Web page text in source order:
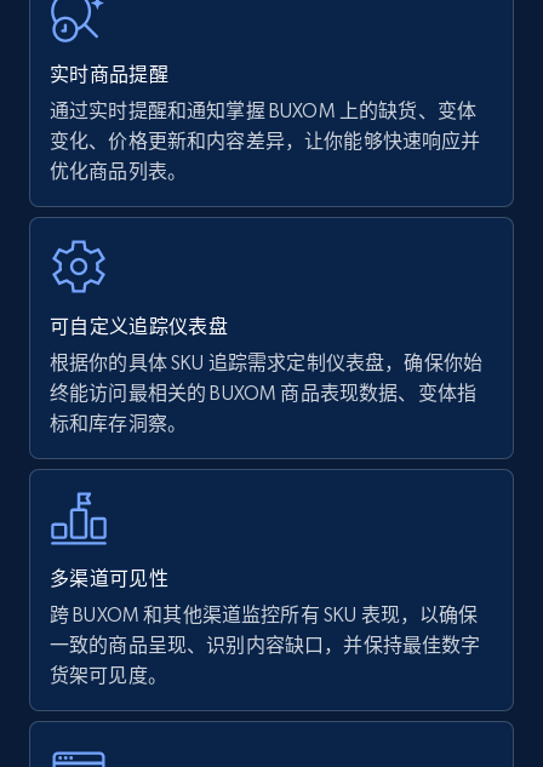
URL, Product name, Product rating, Product
rating object, Product rating max, Rating,
Author name, Asin, and more.
7.4K+ 872+ 立即开始
Walmart - products
Specifications, Image urls, Top reviews, and
more.
5.6K+
Walmart - products - Find new products by
using specific category URL
URL, Final price, Sku, Currency, Gtin,
Specifications, Image urls, Top reviews, and
more.
实时商品提醒
通过实时提醒和通知掌握 BUXOM 上的缺货、变体
变化、价格更新和内容差异，让你能够快速响应并
优化商品列表。
可自定义追踪仪表盘
根据你的具体 SKU 追踪需求定制仪表盘，确保你始
终能访问最相关的 BUXOM 商品表现数据、变体指
标和库存洞察。
多渠道可见性
跨 BUXOM 和其他渠道监控所有 SKU 表现，以确保
一致的商品呈现、识别内容缺口，并保持最佳数字
货架可见度。